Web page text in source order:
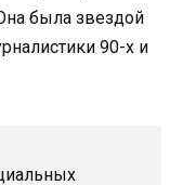
была звездой
90-х и